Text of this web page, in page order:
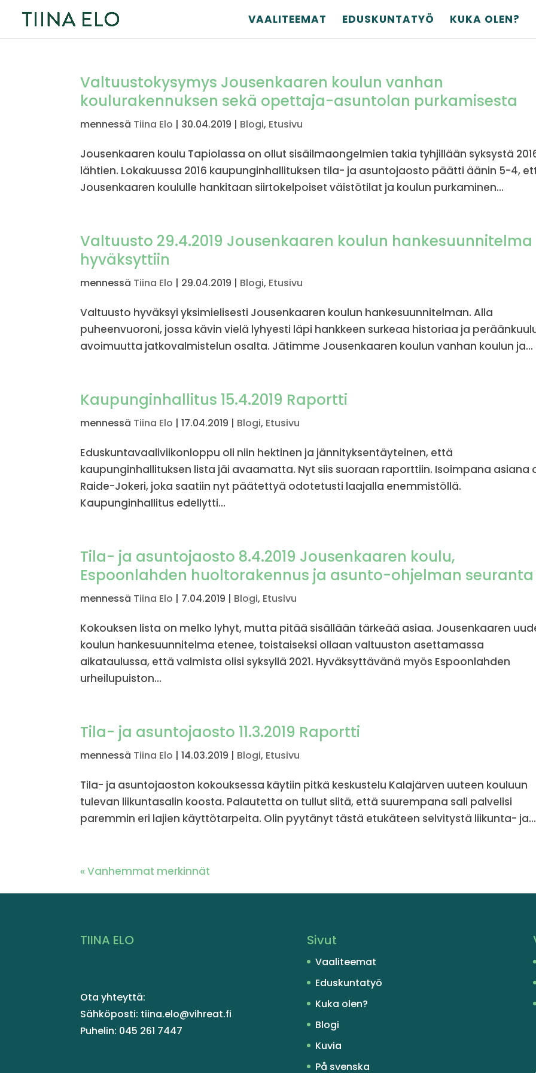
VAALITEEMAT EDUSKUNTATYÖ KUKA OLEN?
Valtuustokysymys Jousenkaaren koulun vanhan
koulurakennuksen sekä opettaja-asuntolan purkamisesta
mennessä Tiina Elo | 30.04.2019 | Blogi, Etusivu
Jousenkaaren koulu Tapiolassa on ollut sisäilmaongelmien takia tyhjillään syksystä
lähtien. Lokakuussa 2016 kaupunginhallituksen tila- ja asuntojaosto päätti äänin 5-4,
Jousenkaaren koululle hankitaan siirtokelpoiset väistötilat ja koulun purkaminen...
Valtuusto 29.4.2019 Jousenkaaren koulun hankesuunnitelma
hyväksyttiin
mennessä Tiina Elo | 29.04.2019 | Blogi, Etusivu
Valtuusto hyväksyi yksimielisesti Jousenkaaren koulun hankesuunnitelman. Alla
puheenvuoroni, jossa kävin vielä lyhyesti läpi hankkeen surkeaa historiaa ja
avoimuutta jatkovalmistelun osalta. Jätimme Jousenkaaren koulun vanhan koulun ja...
Kaupunginhallitus 15.4.2019 Raportti
mennessä Tiina Elo |17.04.2019 | Blogi, Etusivu
Eduskuntavaaliviikonloppu oli niin hektinen ja jännityksentäyteinen, että
kaupunginhallituksen lista jäi avaamatta. Nyt siis suoraan raporttiin. Isoimpana asiana
Raide-Jokeri, joka saatiin nyt päätettyä odotetusti laajalla enemmistöllä.
Kaupunginhallitus edellytti...
Tila- ja asuntojaosto 8.4.2019 Jousenkaaren koulu,
Espoonlahden huoltorakennus ja asunto-ohjelman seuranta
mennessä Tiina Elo | 7.04.2019 | Blogi, Etusivu
Kokouksen lista on melko lyhyt, mutta pitää sisällään tärkeää asiaa. Jousenkaaren
koulun hankesuunnitelma etenee, toistaiseksi ollaan valtuuston asettamassa
aikataulussa, että valmista olisi syksyllä 2021. Hyväksyttävänä myös Espoonlahden
urheilupuiston...
Tila- ja asuntojaosto 11.3.2019 Raportti
mennessä Tiina Elo |14.03.2019 | Blogi, Etusivu
Tila- ja asuntojaoston kokouksessa käytiin pitkä keskustelu Kalajärven uuteen kouluun
tulevan liikuntasalin koosta. Palautetta on tullut siitä, että suurempana sali palvelisi
paremmin eri lajien käyttötarpeita. Olin pyytänyt tästä etukäteen selvitystä liikunta- ja...
« Vanhemmat merkinnät
TIINA ELO
Ota yhteyttä:
Sähköposti: tiina.elo@vihreat.fi
Puhelin: 045 261 7447
Sivut
Vaaliteemat
Eduskuntatyö
Kuka olen?
Blogi
Kuvia
På svenska